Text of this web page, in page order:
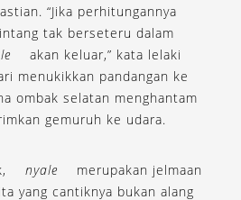
“Jika perhitungannya
tak berseteru dalam
akan keluar,” kata lelaki
menukikkan pandangan ke
ombak selatan menghantam
gemuruh ke udara.
nyale
merupakan jelmaan
yang cantiknya bukan alang